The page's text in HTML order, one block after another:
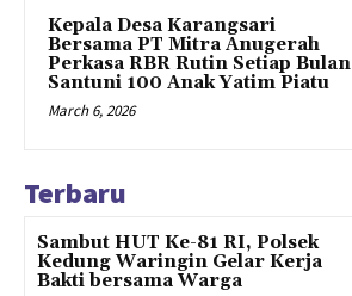
Kepala Desa Karangsari
Bersama PT Mitra Anugerah
Perkasa RBR Rutin Setiap Bulan
Santuni 100 Anak Yatim Piatu
March 6, 2026
Terbaru
Sambut HUT Ke-81 RI, Polsek
Kedung Waringin Gelar Kerja
Bakti bersama Warga